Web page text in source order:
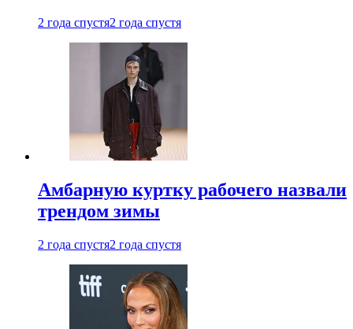
2 года спустя2 года спустя
Амбарную куртку рабочего назвали
трендом зимы
2 года спустя2 года спустя